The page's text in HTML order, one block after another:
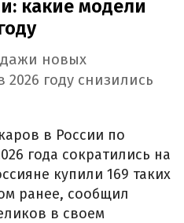
какие модели
новых
2026 году снизились
в России по
года сократились на
купили 169 таких
ранее, сообщил
в своем